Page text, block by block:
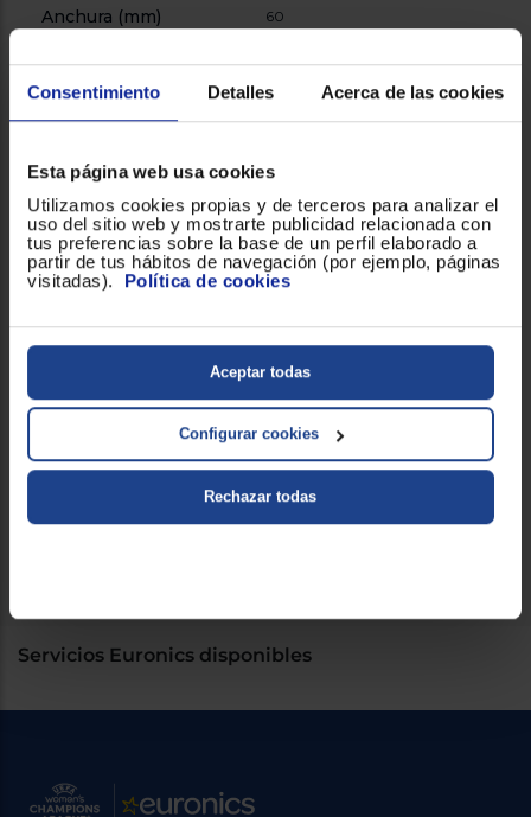
Consentimiento Detalles Acerca de las cookies
Esta página web usa cookies
Utilizamos cookies propias y de terceros para analizar el
uso del sitio web y mostrarte publicidad relacionada con
tus preferencias sobre la base de un perfil elaborado a
partir de tus hábitos de navegación (por ejemplo, páginas
visitadas). Política de cookies
Aceptar todas
Configurar cookies
Rechazar todas
Anchura (mm) 60
General
Apagado automático
! Cable giratorio 360º
Potencia (W) 65
Temperatura máxima 230ºC
Servicios Euronics disponibles